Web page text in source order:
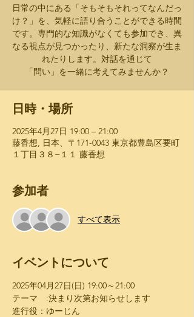
日常の中にある「そもそもそれってなんだっ
け？」を、気軽に語り合うことができる時間
です。専門的な知識がなくても参加でき、異
なる視点が見つかったり、新たな洞察が生ま
れたりします。対話を通じて
「問い」を一緒に考えてみませんか？
日時・場所
2025年4月27日 19:00 – 21:00
藤香想, 日本、〒171-0043 東京都豊島区要町
１丁目３８−１１ 藤香想
参加者
すべて表示
イベントについて
2025年04月27日(日)​ 19:00～21:00 ​
テーマ　:決まり次第お知らせします
進行役：ゆーじん